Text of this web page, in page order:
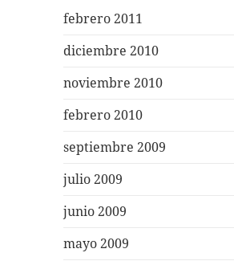
febrero 2011
diciembre 2010
noviembre 2010
febrero 2010
septiembre 2009
julio 2009
junio 2009
mayo 2009